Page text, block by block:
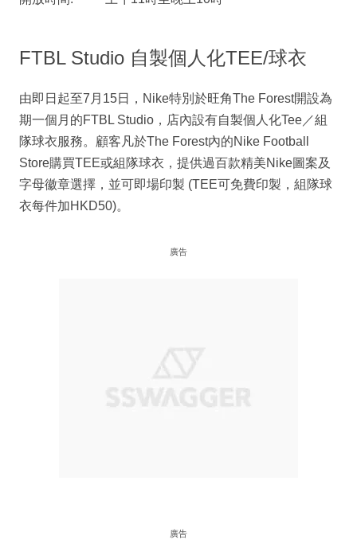
FTBL Studio 自製個人化TEE/球衣
由即日起至7月15日，Nike特別於旺角The Forest開設為
期一個月的FTBL Studio，店內設有自製個人化Tee／組
隊球衣服務。顧客凡於The Forest內的Nike Football
Store購買TEE或組隊球衣，提供過百款精美Nike圖案及
字母徽章選擇，並可即場印製 (TEE可免費印製，組隊球
衣每件加HKD50)。
廣告
廣告